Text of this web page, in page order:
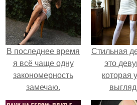
В последнее время
я всё чаще одну
закономерность
замечаю.
Стильная
это
которая